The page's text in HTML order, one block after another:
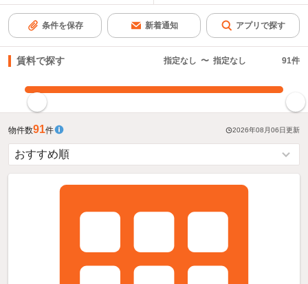
条件を保存 新着通知 アプリで探す
賃料で探す 指定なし 〜 指定なし 91件
物件数91件 2026年08月06日更新